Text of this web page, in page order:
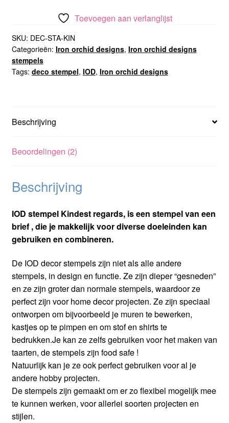
Toevoegen aan verlanglijst
SKU: DEC-STA-KIN
Categorieën: Iron orchid designs, Iron orchid designs
stempels
Tags: deco stempel, IOD, Iron orchid designs
Beschrijving
Beoordelingen (2)
Beschrijving
IOD stempel Kindest regards, is een stempel van een
brief , die je makkelijk voor diverse doeleinden kan
gebruiken en combineren.
De IOD decor stempels zijn niet als alle andere
stempels, in design en functie. Ze zijn dieper “gesneden”
en ze zijn groter dan normale stempels, waardoor ze
perfect zijn voor home decor projecten. Ze zijn speciaal
ontworpen om bijvoorbeeld je muren te bewerken,
kastjes op te pimpen en om stof en shirts te
bedrukken.Je kan ze zelfs gebruiken voor het maken van
taarten, de stempels zijn food safe !
Natuurlijk kan je ze ook perfect gebruiken voor al je
andere hobby projecten.
De stempels zijn gemaakt om er zo flexibel mogelijk mee
te kunnen werken, voor allerlei soorten projecten en
stijlen.